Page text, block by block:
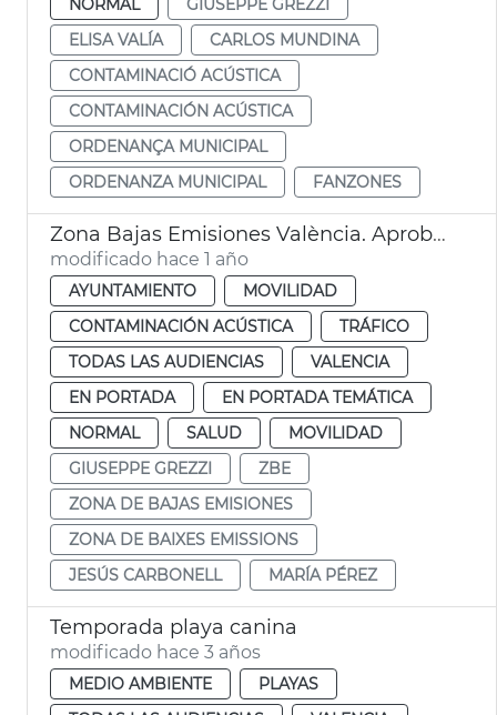
ELISA VALÍA
CARLOS MUNDINA
CONTAMINACIÓ ACÚSTICA
CONTAMINACIÓN ACÚSTICA
ORDENANÇA MUNICIPAL
ORDENANZA MUNICIPAL
FANZONES
Zona Bajas Emisiones València. Aprobación por el Pleno
modificado hace 1 año
AYUNTAMIENTO
MOVILIDAD
CONTAMINACIÓN ACÚSTICA
TRÁFICO
TODAS LAS AUDIENCIAS
VALENCIA
EN PORTADA
EN PORTADA TEMÁTICA
NORMAL
SALUD
MOVILIDAD
GIUSEPPE GREZZI
ZBE
ZONA DE BAJAS EMISIONES
ZONA DE BAIXES EMISSIONS
JESÚS CARBONELL
MARÍA PÉREZ
Temporada playa canina
modificado hace 3 años
MEDIO AMBIENTE
PLAYAS